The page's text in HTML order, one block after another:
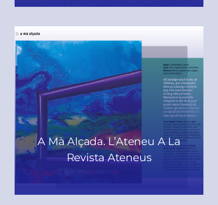
A Mà Alçada. L’Ateneu A La
Revista Ateneus